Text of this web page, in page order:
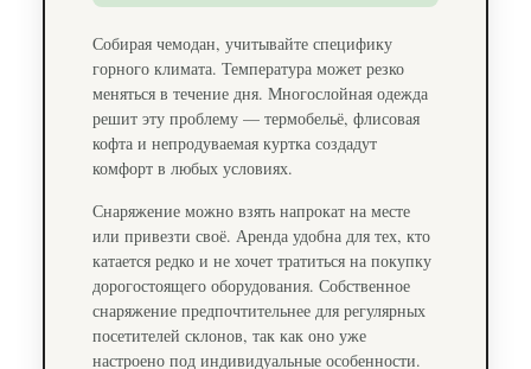
Собирая чемодан, учитывайте специфику
горного климата. Температура может резко
меняться в течение дня. Многослойная одежда
решит эту проблему — термобельё, флисовая
кофта и непродуваемая куртка создадут
комфорт в любых условиях.
Снаряжение можно взять напрокат на месте
или привезти своё. Аренда удобна для тех, кто
катается редко и не хочет тратиться на покупку
дорогостоящего оборудования. Собственное
снаряжение предпочтительнее для регулярных
посетителей склонов, так как оно уже
настроено под индивидуальные особенности.